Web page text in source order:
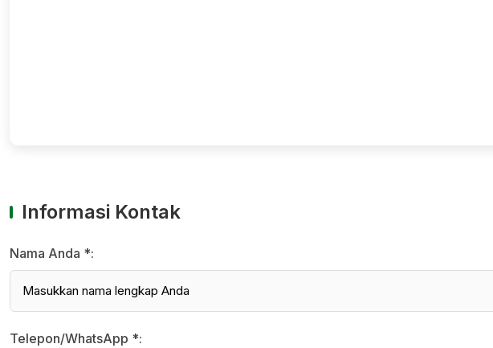
Informasi Kontak
Nama Anda *:
Telepon/WhatsApp *: